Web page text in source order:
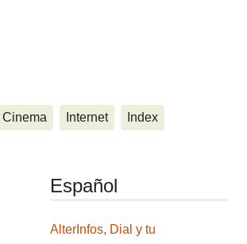
Cinema Internet Index
Español
AlterInfos, Dial y tu